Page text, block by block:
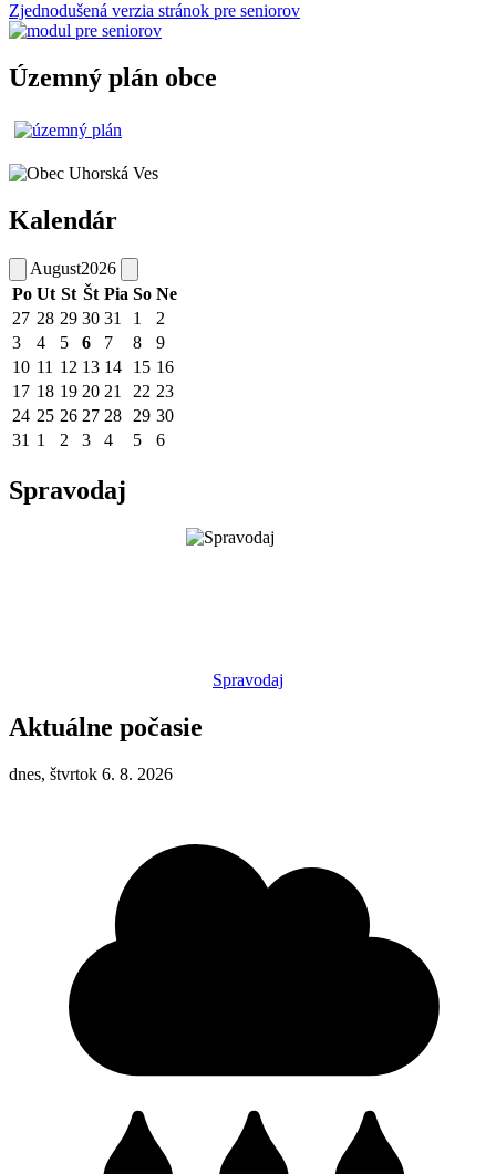
Zjednodušená verzia stránok pre seniorov
Územný plán obce
Kalendár
August2026
Po Ut St Št Pia So Ne
27 28 29 30 31 1
2
3
4 5 6 7 8
9
10 11 12 13 14 15 16
17 18 19 20 21 22 23
24 25 26 27 28 29 30
31 1 2 3 4 5 6
Spravodaj
Spravodaj
Aktuálne počasie
dnes, štvrtok 6. 8. 2026